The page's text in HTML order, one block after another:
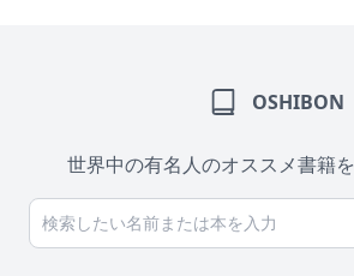
OSHIBON
世界中の有名人のオススメ書籍